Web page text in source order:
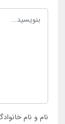
می شود و به
استخر و یا
نام و نام